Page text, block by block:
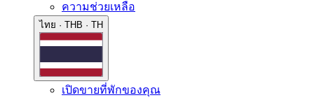
ความช่วยเหลือ
ไทย · THB · TH
เปิดขายที่พักของคุณ